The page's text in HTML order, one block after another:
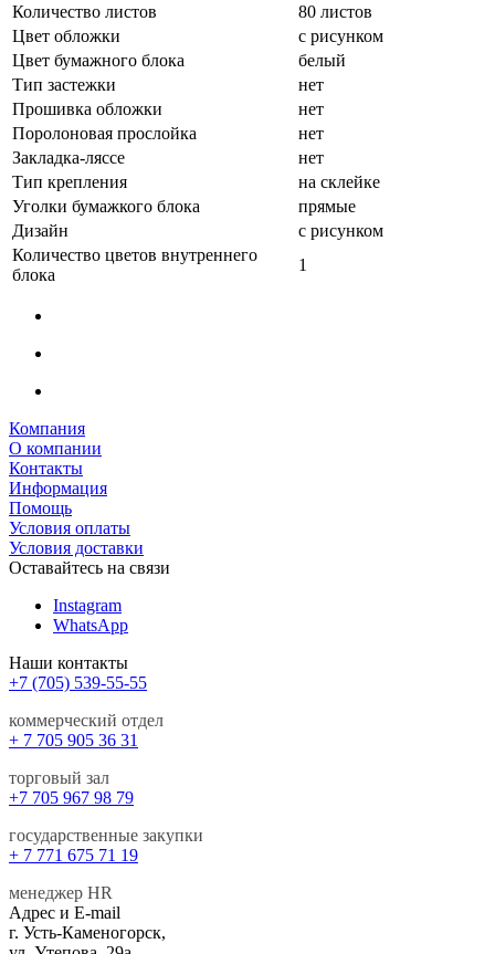
Количество листов
80 листов
Цвет обложки
с рисунком
Цвет бумажного блока
белый
Тип застежки
нет
Прошивка обложки
нет
Поролоновая прослойка
нет
Закладка-ляссе
нет
Тип крепления
на склейке
Уголки бумажкого блока
прямые
Дизайн
с рисунком
Количество цветов внутреннего
блока
1
Компания
О компании
Контакты
Информация
Помощь
Условия оплаты
Условия доставки
Оставайтесь на связи
Instagram
WhatsApp
Наши контакты
+7 (705) 539-55-55
коммерческий отдел
+ 7 705 905 36 31
торговый зал
+7 705 967 98 79
государственные закупки
+ 7 771 675 71 19
менеджер HR
Адрес и E-mail
г. Усть-Каменогорск,